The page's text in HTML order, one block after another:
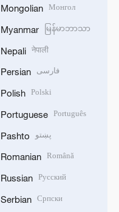
Mongolian Монгол
Myanmar မြန်မာဘာသာ
Nepali नेपाली
Persian فارسی
Polish Polski
Portuguese Português
Pashto پښتو
Romanian Română
Russian Русский
Serbian Српски